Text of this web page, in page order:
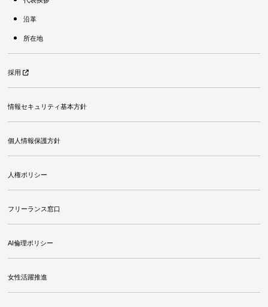
沿革
所在地
採用
情報セキュリティ基本方針
個人情報保護方針
人権ポリシー
フリーランス窓口
AI倫理ポリシー
女性活躍推進